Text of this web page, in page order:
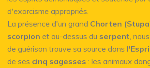
d'exorcisme appropriés.
La présence d'un grand Chorten
scorpion et au-dessus du serpent ,
de guérison trouve sa source dans
de ses cinq sagesses : les animaux